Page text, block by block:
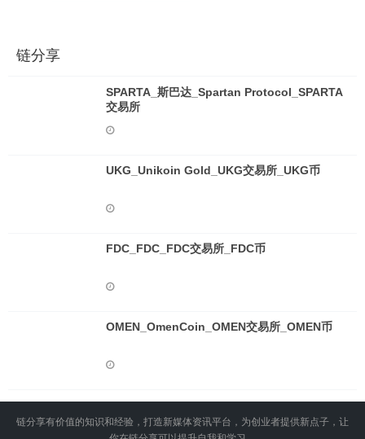
链分享
SPARTA_斯巴达_Spartan Protocol_SPARTA
交易所
UKG_Unikoin Gold_UKG交易所_UKG币
FDC_FDC_FDC交易所_FDC币
OMEN_OmenCoin_OMEN交易所_OMEN币
链分享有价值的知识和经验，打造新媒体资讯平台，为创业者提供新点子，让